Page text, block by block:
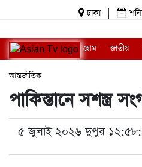
ঢাকা
হোম জাতীয়
আন্তর্জাতিক
পাকিস্তানে সশস্ত্র
৫ জুলাই ২০২৬ দুপুর